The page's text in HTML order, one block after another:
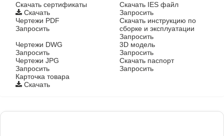
Cкачать сертификаты
Скачать
Скачать IES файл
Запросить
Чертежи PDF
Запросить
Скачать инструкцию по
сборке и эксплуатации
Запросить
Чертежи DWG
Запросить
3D модель
Запросить
Чертежи JPG
Запросить
Скачать паспорт
Запросить
Карточка товара
Скачать